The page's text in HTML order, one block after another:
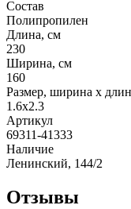
Состав
Полипропилен
Длина, см
230
Ширина, см
160
Размер, ширина x
1.6x2.3
Артикул
69311-41333
Наличие
Ленинский, 144/2
Отзывы